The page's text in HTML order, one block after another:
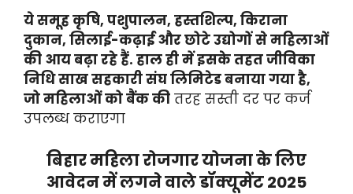
ये समूह कृषि, पशुपालन, हस्तशिल्प, किराना
दुकान, सिलाई-कढ़ाई और छोटे उद्योगों से महिलाओं
की आय बढ़ा रहे हैं. हाल ही में इसके तहत जीविका
निधि साख सहकारी संघ लिमिटेड बनाया गया है,
जो महिलाओं को बैंक की तरह सस्ती दर पर कर्ज
उपलब्ध कराएगा
बिहार महिला रोजगार योजना के लिए
आवेदन में लगने वाले डॉक्यूमेंट 2025